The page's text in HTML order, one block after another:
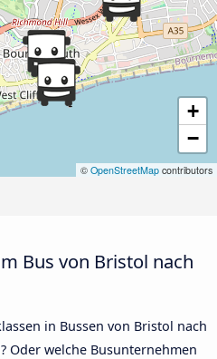
+
−
© OpenStreetMap contributors
Bus von Bristol nach
in Bussen von Bristol nach
Oder welche Busunternehmen